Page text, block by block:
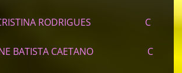
CRISTINA RODRIGUES C
BATISTA CAETANO C